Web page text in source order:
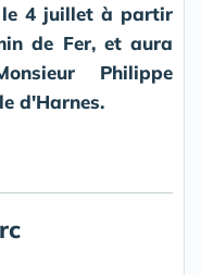
le 4 juillet à partir
de Fer, et aura
Philippe
d'Harnes.